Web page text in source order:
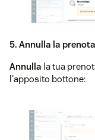
5. Annulla la
Annulla la tua
l'apposito bottone: